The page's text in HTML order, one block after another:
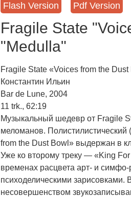
Flash Version Pdf Version
Fragile State
"Medulla"
Fragile State «Voices from the
Константин Ильин
Bar de Lune, 2004
11 trk., 62:19
Музыкальный шедевр от Fragile
меломанов.
from the Dust Bowl» выдержан в
Уже ко второму треку — «King
временах расцвета арт- и
психоделическими зарисовками.
несовершенством